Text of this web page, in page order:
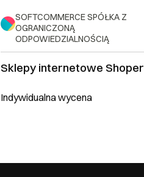
SOFTCOMMERCE SPÓŁKA Z
OGRANICZONĄ
ODPOWIEDZIALNOŚCIĄ
Sklepy internetowe Shoper
Indywidualna wycena